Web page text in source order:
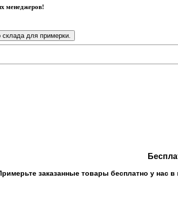
менеджеров!
склада для примерки.
заказанные товары бесплатно у нас